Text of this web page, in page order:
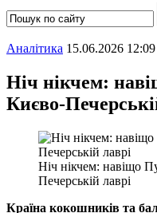
Аналітика 15.06.2026 12:09
Ніч нікчем:
Києво-
Ніч нікчем: навіщо
Печерській лаврі
Країна кокошників та